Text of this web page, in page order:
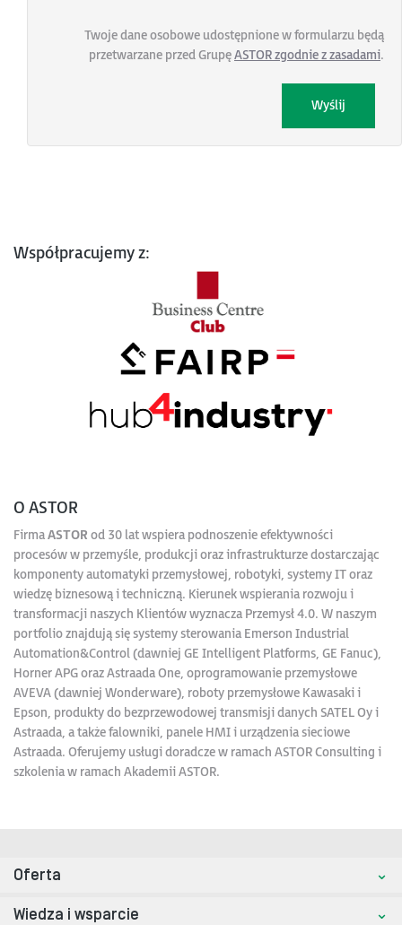
Twoje dane osobowe udostępnione w formularzu będą
przetwarzane przed GrupęASTOR zgodnie z zasadami.
Współpracujemy z:
O ASTOR
FirmaASTOR od 30 lat wspiera podnoszenie efektywności
procesów w przemyśle, produkcji oraz infrastrukturze dostarczając
komponenty automatyki przemysłowej, robotyki, systemy IT oraz
wiedzę biznesową i techniczną. Kierunek wspierania rozwoju i
transformacji naszych Klientów wyznacza Przemysł 4.0. W naszym
portfolio znajdują się systemy sterowania Emerson Industrial
Automation&Control (dawniej GE Intelligent Platforms, GE Fanuc),
Horner APG oraz Astraada One, oprogramowanie przemysłowe
AVEVA (dawniej Wonderware), roboty przemysłowe Kawasaki i
Epson, produkty do bezprzewodowej transmisji danych SATEL Oy i
Astraada, a także falowniki, panele HMI i urządzenia sieciowe
Astraada. Oferujemy usługi doradcze w ramach ASTOR Consulting i
szkolenia w ramach Akademii ASTOR.
Oferta
Wiedza i wsparcie